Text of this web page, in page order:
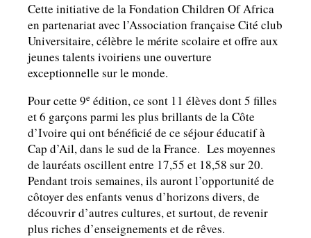
Cette initiative de la Fondation Children Of Africa
en partenariat avec l’Association française Cité club
Universitaire, célèbre le mérite scolaire et offre aux
jeunes talents ivoiriens une ouverture
exceptionnelle sur le monde.
Pour cette 9e édition, ce sont 11 élèves dont 5 filles
et 6 garçons parmi les plus brillants de la Côte
d’Ivoire qui ont bénéficié de ce séjour éducatif à
Cap d’Ail, dans le sud de la France. Les moyennes
de lauréats oscillent entre 17,55 et 18,58 sur 20.
Pendant trois semaines, ils auront l’opportunité de
côtoyer des enfants venus d’horizons divers, de
découvrir d’autres cultures, et surtout, de revenir
plus riches d’enseignements et de rêves.